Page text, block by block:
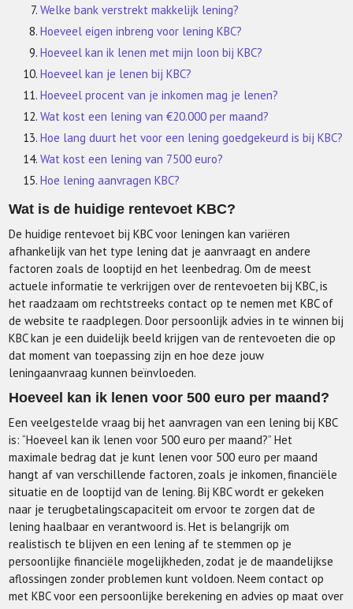
Welke bank verstrekt makkelijk lening?
Hoeveel eigen inbreng voor lening KBC?
Hoeveel kan ik lenen met mijn loon bij KBC?
Hoeveel kan je lenen bij KBC?
Hoeveel procent van je inkomen mag je lenen?
Wat kost een lening van €20.000 per maand?
Hoe lang duurt het voor een lening goedgekeurd is bij KBC?
Wat kost een lening van 7500 euro?
Hoe lening aanvragen KBC?
Wat is de huidige rentevoet KBC?
De huidige rentevoet bij KBC voor leningen kan variëren
afhankelijk van het type lening dat je aanvraagt en andere
factoren zoals de looptijd en het leenbedrag. Om de meest
actuele informatie te verkrijgen over de rentevoeten bij KBC, is
het raadzaam om rechtstreeks contact op te nemen met KBC of
de website te raadplegen. Door persoonlijk advies in te winnen bij
KBC kan je een duidelijk beeld krijgen van de rentevoeten die op
dat moment van toepassing zijn en hoe deze jouw
leningaanvraag kunnen beïnvloeden.
Hoeveel kan ik lenen voor 500 euro per maand?
Een veelgestelde vraag bij het aanvragen van een lening bij KBC
is: “Hoeveel kan ik lenen voor 500 euro per maand?” Het
maximale bedrag dat je kunt lenen voor 500 euro per maand
hangt af van verschillende factoren, zoals je inkomen, financiële
situatie en de looptijd van de lening. Bij KBC wordt er gekeken
naar je terugbetalingscapaciteit om ervoor te zorgen dat de
lening haalbaar en verantwoord is. Het is belangrijk om
realistisch te blijven en een lening af te stemmen op je
persoonlijke financiële mogelijkheden, zodat je de maandelijkse
aflossingen zonder problemen kunt voldoen. Neem contact op
met KBC voor een persoonlijke berekening en advies op maat over